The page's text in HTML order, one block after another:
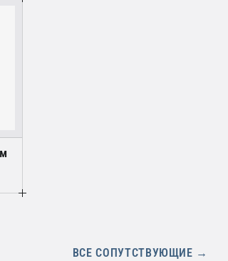
ВСЕ СОПУТСТВУЮЩИЕ →